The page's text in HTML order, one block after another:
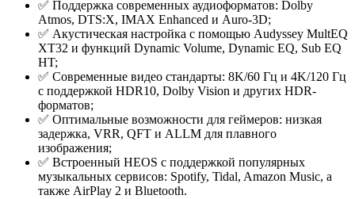
✅ Поддержка современных аудиоформатов: Dolby
Atmos, DTS:X, IMAX Enhanced и Auro-3D;
✅ Акустическая настройка с помощью Audyssey MultEQ
XT32 и функций Dynamic Volume, Dynamic EQ, Sub EQ
HT;
✅ Современные видео стандарты: 8K/60 Гц и 4K/120 Гц
с поддержкой HDR10, Dolby Vision и других HDR-
форматов;
✅ Оптимальные возможности для геймеров: низкая
задержка, VRR, QFT и ALLM для плавного
изображения;
✅ Встроенный HEOS с поддержкой популярных
музыкальных сервисов: Spotify, Tidal, Amazon Music, а
также AirPlay 2 и Bluetooth.